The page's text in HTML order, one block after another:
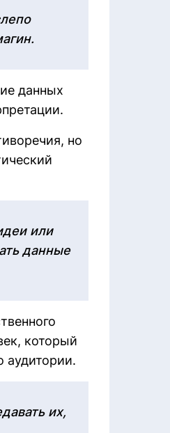
данных
но
или
данные
который
аудитории.
их,